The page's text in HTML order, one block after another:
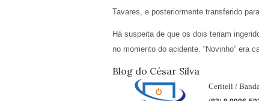
Tavares, e posteriormente transferido
Há suspeita de que os dois teriam
no momento do acidente. “Novinho” era
Blog do César Silva
Ceritell /